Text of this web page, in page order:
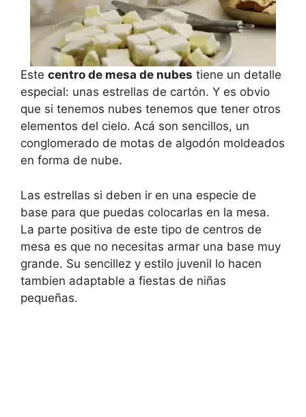
Este centro de mesa de nubes tiene un detalle
especial: unas estrellas de cartón. Y es obvio
que si tenemos nubes tenemos que tener otros
elementos del cielo. Acá son sencillos, un
conglomerado de motas de algodón moldeados
en forma de nube.
Las estrellas si deben ir en una especie de
base para que puedas colocarlas en la mesa.
La parte positiva de este tipo de centros de
mesa es que no necesitas armar una base muy
grande. Su sencillez y estilo juvenil lo hacen
tambien adaptable a fiestas de niñas
pequeñas.